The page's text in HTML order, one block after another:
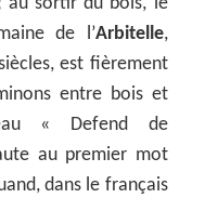
de l’Arbitelle,
est fièrement
entre bois et
« Defend de
au premier mot
dans le français